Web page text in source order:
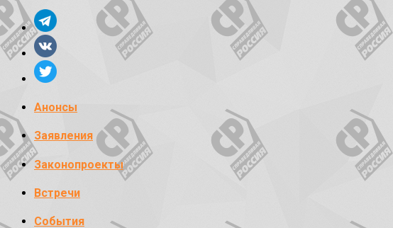
Анонсы
Заявления
Законопроекты
Встречи
События